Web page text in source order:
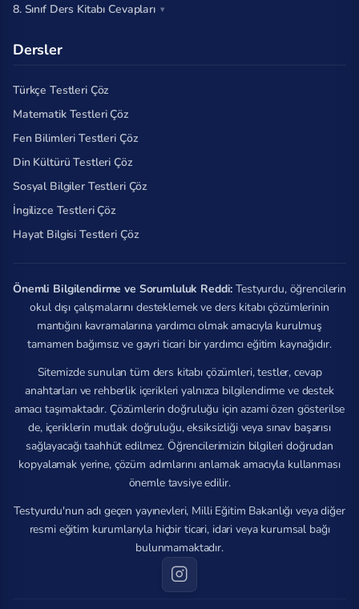
8. Sınıf Ders Kitabı Cevapları
Dersler
Türkçe Testleri Çöz
Matematik Testleri Çöz
Fen Bilimleri Testleri Çöz
Din Kültürü Testleri Çöz
Sosyal Bilgiler Testleri Çöz
İngilizce Testleri Çöz
Hayat Bilgisi Testleri Çöz
Önemli Bilgilendirme ve Sorumluluk Reddi: Testyurdu, öğrencilerin
okul dışı çalışmalarını desteklemek ve ders kitabı çözümlerinin
mantığını kavramalarına yardımcı olmak amacıyla kurulmuş
tamamen bağımsız ve gayri ticari bir yardımcı eğitim kaynağıdır.
Sitemizde sunulan tüm ders kitabı çözümleri, testler, cevap
anahtarları ve rehberlik içerikleri yalnızca bilgilendirme ve destek
amacı taşımaktadır. Çözümlerin doğruluğu için azami özen gösterilse
de, içeriklerin mutlak doğruluğu, eksiksizliği veya sınav başarısı
sağlayacağı taahhüt edilmez. Öğrencilerimizin bilgileri doğrudan
kopyalamak yerine, çözüm adımlarını anlamak amacıyla kullanması
önemle tavsiye edilir.
Testyurdu'nun adı geçen yayınevleri, Milli Eğitim Bakanlığı veya diğer
resmi eğitim kurumlarıyla hiçbir ticari, idari veya kurumsal bağı
bulunmamaktadır.